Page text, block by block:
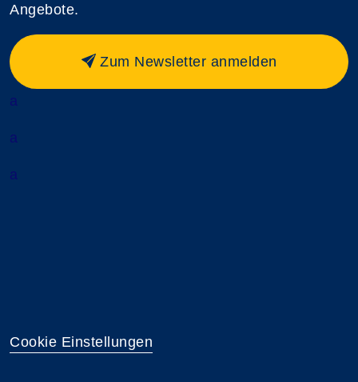
Angebote.
Zum Newsletter anmelden
a
a
a
Cookie Einstellungen